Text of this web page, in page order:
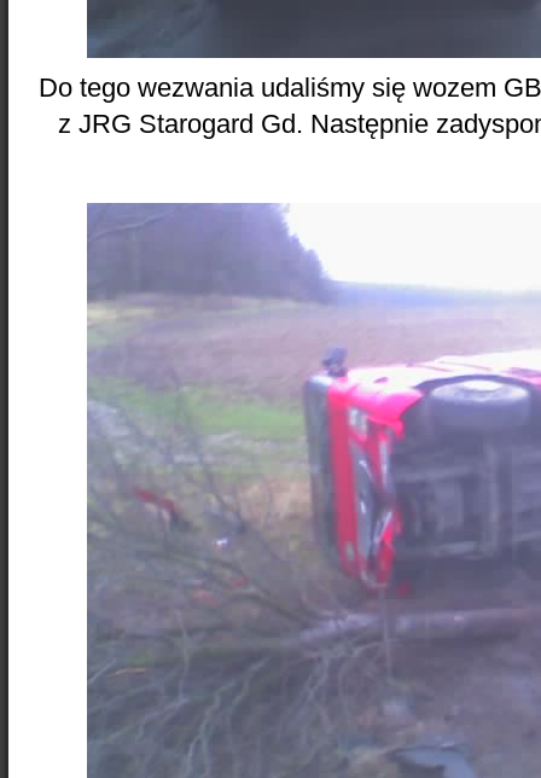
Do tego wezwania udaliśmy się wozem
z JRG Starogard Gd. Następnie